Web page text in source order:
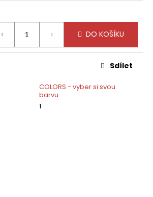
DO KOŠÍKU
COLORS - vyber si svou
barvu
1
Sdílet